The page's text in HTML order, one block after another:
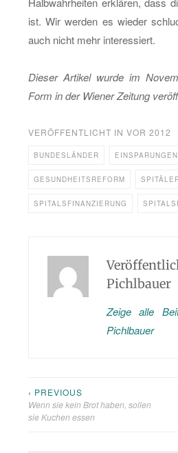
ist. Wir wer­den es wie­der
auch nicht mehr in­ter­es­siert.
Die­ser Ar­ti­kel wurde im
Form in der Wie­ner Zei­tung
VERÖFFENTLICHT IN VOR 2012
BUNDESLÄNDER EINSPARUNGEN
GESUNDHEITSREFORM
SPITALSFINANZIERUNG
Pichlbauer
Zeige alle
Pichlbauer
Beitragsnavigation
‹ PREVIOUS
Wenn sie kein Brot haben, sollen
sie Kuchen essen